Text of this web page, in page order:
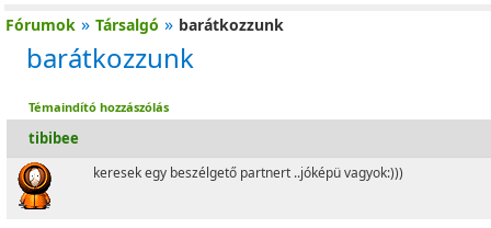
Fórumok » Társalgó » barátkozzunk
barátkozzunk
Témaindító hozzászólás
tibibee
keresek egy beszélgető partnert ..jóképü vagyok:)))